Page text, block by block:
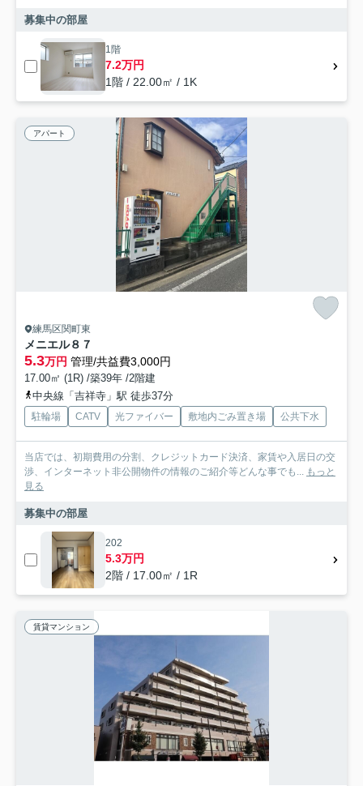
募集中の部屋
1階
7.2万円
1階 / 22.00㎡ / 1K
アパート
練馬区関町東
メニエル８７
5.3万円 管理/共益費3,000円
17.00㎡ (1R) /築39年 /2階建
中央線「吉祥寺」駅 徒歩37分
駐輪場 CATV 光ファイバー 敷地内ごみ置き場 公共下水
当店では、初期費用の分割、クレジットカード決済、家賃や入居日の交
渉、インターネット非公開物件の情報のご紹介等どんな事でも... もっと
見る
募集中の部屋
202
5.3万円
2階 / 17.00㎡ / 1R
賃貸マンション